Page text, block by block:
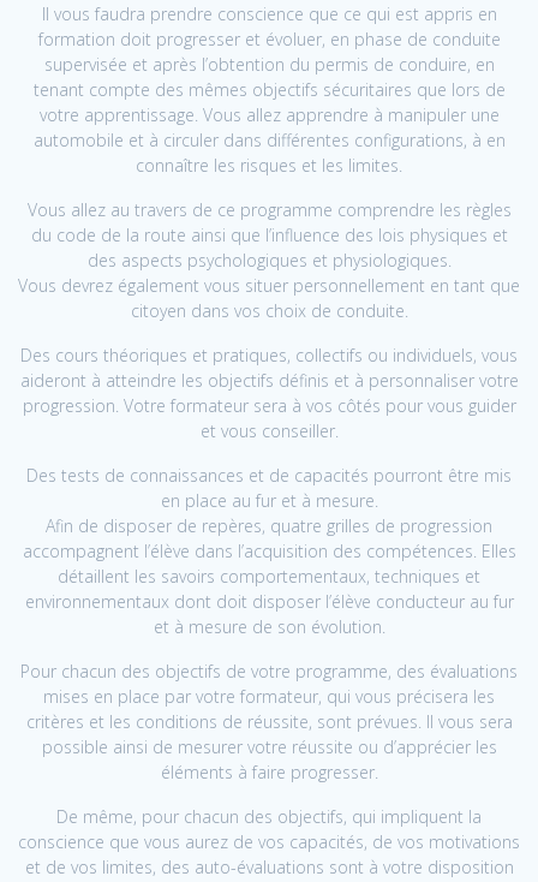
Il vous faudra prendre conscience que ce qui est appris en
formation doit progresser et évoluer, en phase de conduite
supervisée et après l’obtention du permis de conduire, en
tenant compte des mêmes objectifs sécuritaires que lors de
votre apprentissage. Vous allez apprendre à manipuler une
automobile et à circuler dans différentes configurations, à en
connaître les risques et les limites.
Vous allez au travers de ce programme comprendre les règles
du code de la route ainsi que l’influence des lois physiques et
des aspects psychologiques et physiologiques.
Vous devrez également vous situer personnellement en tant que
citoyen dans vos choix de conduite.
Des cours théoriques et pratiques, collectifs ou individuels, vous
aideront à atteindre les objectifs définis et à personnaliser votre
progression. Votre formateur sera à vos côtés pour vous guider
et vous conseiller.
Des tests de connaissances et de capacités pourront être mis
en place au fur et à mesure.
Afin de disposer de repères, quatre grilles de progression
accompagnent l’élève dans l’acquisition des compétences. Elles
détaillent les savoirs comportementaux, techniques et
environnementaux dont doit disposer l’élève conducteur au fur
et à mesure de son évolution.
Pour chacun des objectifs de votre programme, des évaluations
mises en place par votre formateur, qui vous précisera les
critères et les conditions de réussite, sont prévues. Il vous sera
possible ainsi de mesurer votre réussite ou d’apprécier les
éléments à faire progresser.
De même, pour chacun des objectifs, qui impliquent la
conscience que vous aurez de vos capacités, de vos motivations
et de vos limites, des auto-évaluations sont à votre disposition